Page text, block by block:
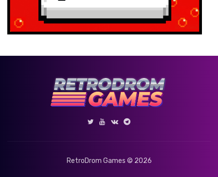
RetroDrom Games © 2026